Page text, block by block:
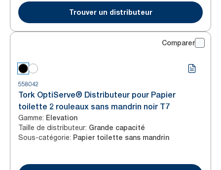
Trouver un distributeur
Comparer
558042
Tork OptiServe® Distributeur pour Papier
toilette 2 rouleaux sans mandrin noir T7
Gamme: Elevation
Taille de distributeur: Grande capacité
Sous-catégorie: Papier toilette sans mandrin